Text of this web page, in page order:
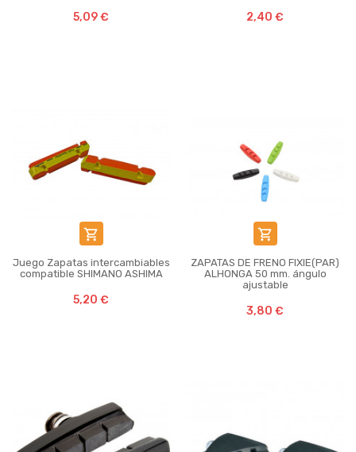
5,09 € 2,40 €

Juego Zapatas intercambiables
compatible SHIMANO ASHIMA
5,20 €

ZAPATAS DE FRENO FIXIE(PAR)
ALHONGA 50 mm. ángulo
ajustable
3,80 €